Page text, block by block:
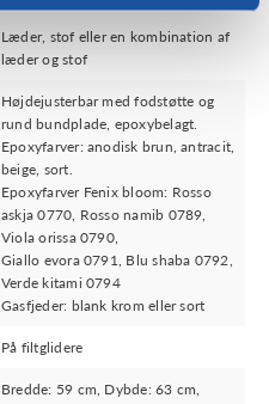
Læder, stof eller en kombination af
læder og stof
Højdejusterbar med fodstøtte og
rund bundplade, epoxybelagt.
Epoxyfarver: anodisk brun, antracit,
beige, sort.
Epoxyfarver Fenix bloom: Rosso
askja 0770, Rosso namib 0789,
Viola orissa 0790,
Giallo evora 0791, Blu shaba 0792,
Verde kitami 0794
Gasfjeder: blank krom eller sort
På filtglidere
Bredde: 59 cm, Dybde: 63 cm,